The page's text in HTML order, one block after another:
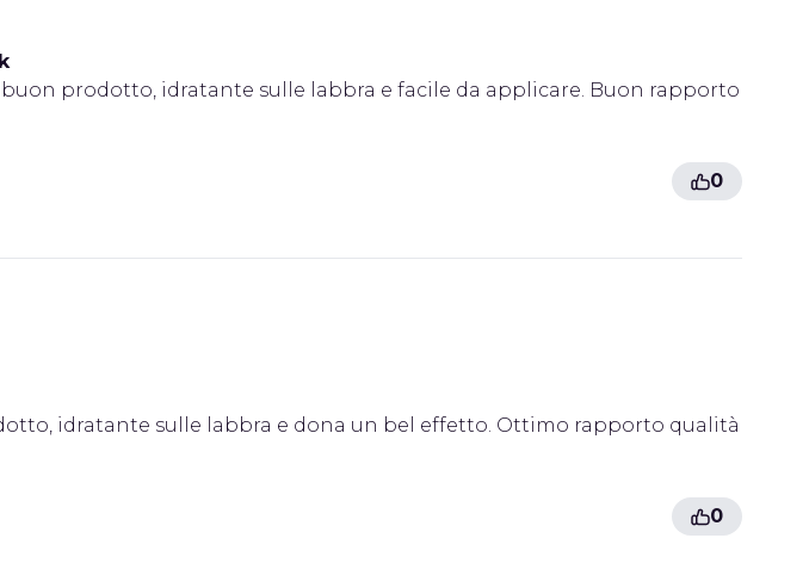
buon prodotto, idratante sulle labbra e facile da applicare. Buon rapporto
0
idratante sulle labbra e dona un bel effetto. Ottimo rapporto qualità
0